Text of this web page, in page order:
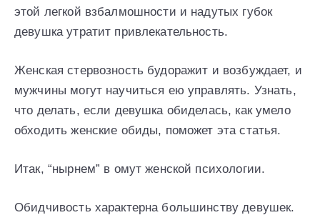
этой легкой взбалмошности и надутых губок
девушка утратит привлекательность.
Женская стервозность будоражит и возбуждает, и
мужчины могут научиться ею управлять. Узнать,
что делать, если девушка обиделась, как умело
обходить женские обиды, поможет эта статья.
Итак, “нырнем” в омут женской психологии.
Обидчивость характерна большинству девушек.